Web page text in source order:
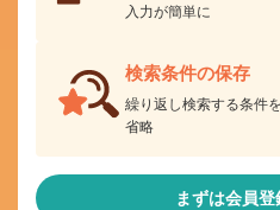
入力が簡単に
検索条件の保存
繰り返し検索する条件
省略
まずは会員登